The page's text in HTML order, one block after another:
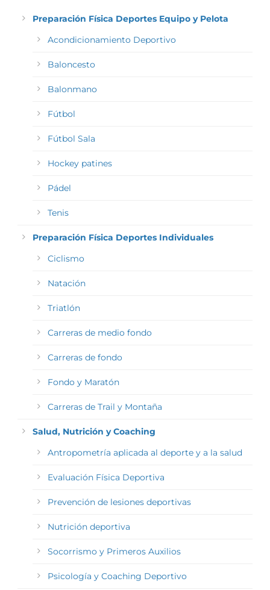
Preparación Física Deportes Equipo y Pelota
Acondicionamiento Deportivo
Baloncesto
Balonmano
Fútbol
Fútbol Sala
Hockey patines
Pádel
Tenis
Preparación Física Deportes Individuales
Ciclismo
Natación
Triatlón
Carreras de medio fondo
Carreras de fondo
Fondo y Maratón
Carreras de Trail y Montaña
Salud, Nutrición y Coaching
Antropometría aplicada al deporte y a la salud
Evaluación Física Deportiva
Prevención de lesiones deportivas
Nutrición deportiva
Socorrismo y Primeros Auxilios
Psicología y Coaching Deportivo